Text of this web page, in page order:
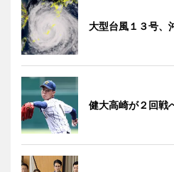
大型台風１３号、
健大高崎が２回